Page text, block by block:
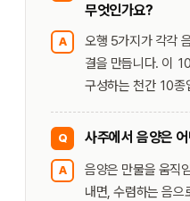
무엇인가요?
A
오행 5가지가 각각
결을 만듭니다. 이
구성하는 천간 10종
Q 사주에서 음양은
A
음양은 만물을 움직
내면, 수렴하는 음으